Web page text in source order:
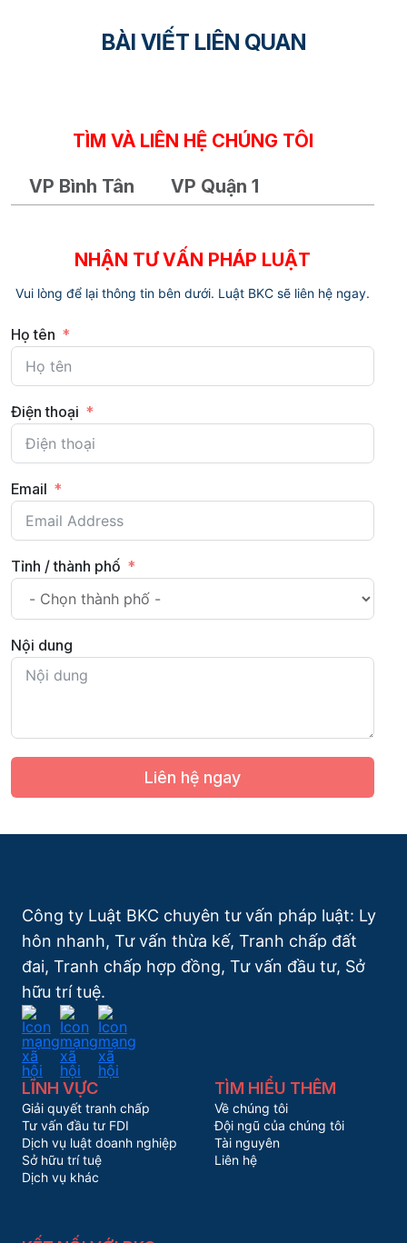
BÀI VIẾT LIÊN QUAN
TÌM VÀ LIÊN HỆ CHÚNG TÔI
VP Bình Tân VP Quận 1
NHẬN TƯ VẤN PHÁP LUẬT
Vui lòng để lại thông tin bên dưới. Luật BKC sẽ liên hệ ngay.
Họ tên
Điện thoại
Email
Tỉnh / thành phố
Nội dung
Liên hệ ngay
Công ty Luật BKC chuyên tư vấn pháp luật: Ly
hôn nhanh, Tư vấn thừa kế, Tranh chấp đất
đai, Tranh chấp hợp đồng, Tư vấn đầu tư, Sở
hữu trí tuệ.
LĨNH VỰC
Giải quyết tranh chấp
Tư vấn đầu tư FDI
Dịch vụ luật doanh nghiệp
Sở hữu trí tuệ
Dịch vụ khác
TÌM HIỂU THÊM
Về chúng tôi
Đội ngũ của chúng tôi
Tài nguyên
Liên hệ